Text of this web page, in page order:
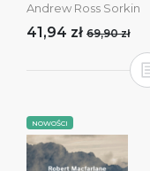
Andrew Ross Sorkin
41,94 zł 69,90 zł
NOWOŚCI